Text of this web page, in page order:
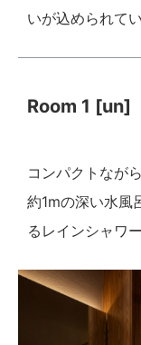
いが込められて
Room 1 [un]
コンパクトなが
約1mの深い水風
るレインシャワ